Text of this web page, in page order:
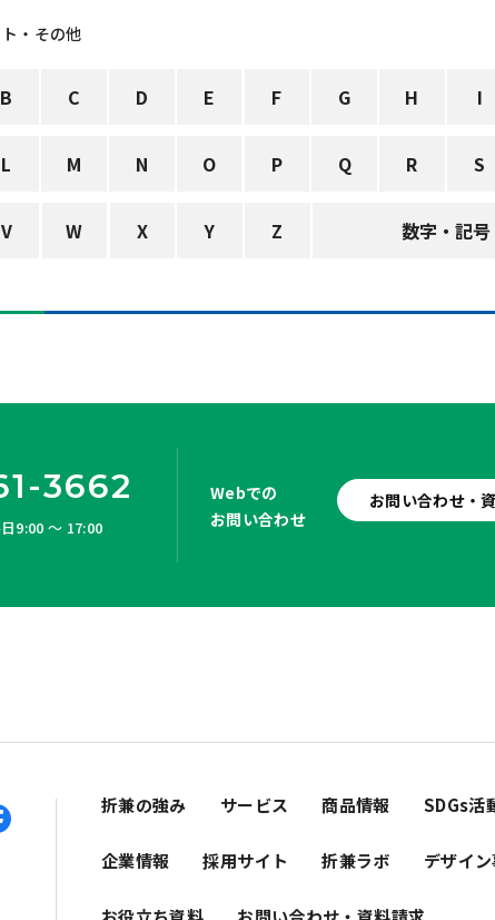
・その他
B C D E F G H I
L M N O P Q R S
V W X Y Z 数字・記号
3662
9:00 ～ 17:00
Webでの
お問い合わせ
お問い合わせ・
折兼の強み サービス 商品情報 SDGs活
企業情報 採用サイト 折兼ラボ デザイ